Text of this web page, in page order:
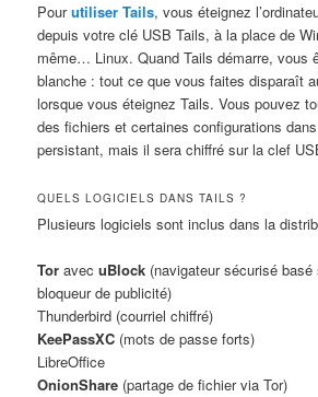
Pourutiliser Tails, vous éteignez
depuis votre clé USB Tails, à la place de
même… Linux. Quand Tails démarre, vous
blanche : tout ce que vous faites disparaît
lorsque vous éteignez Tails. Vous pouvez
des fichiers et certaines configurations
persistant, mais il sera chiffré sur la clef
QUELS LOGICIELS DANS TAILS ?
Plusieurs logiciels sont inclus dans la
Tor avecuBlock (navigateur sécurisé
bloqueur de publicité)
Thunderbird (courriel chiffré)
KeePassXC (mots de passe forts)
LibreOffice
OnionShare (partage de fichier via Tor)